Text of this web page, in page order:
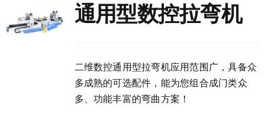
通用型数控拉弯机
二维数控通用型拉弯机应用范围广，具备众
多成熟的可选配件，能为您组合成门类众
多、功能丰富的弯曲方案！